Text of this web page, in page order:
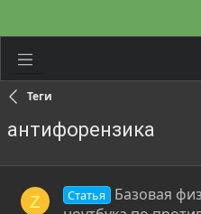
Теги
антифорензика
Z Статья
Базовая